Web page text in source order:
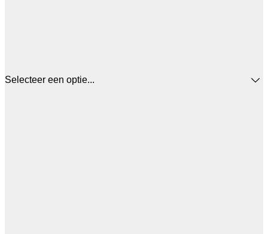
Selecteer een optie...